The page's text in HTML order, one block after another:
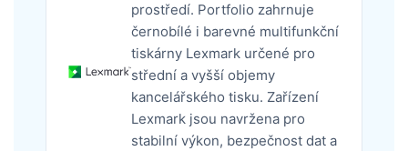
prostředí. Portfolio zahrnuje
černobílé i barevné multifunkční
tiskárny Lexmark určené pro
střední a vyšší objemy
kancelářského tisku. Zařízení
Lexmark jsou navržena pro
stabilní výkon, bezpečnost dat a